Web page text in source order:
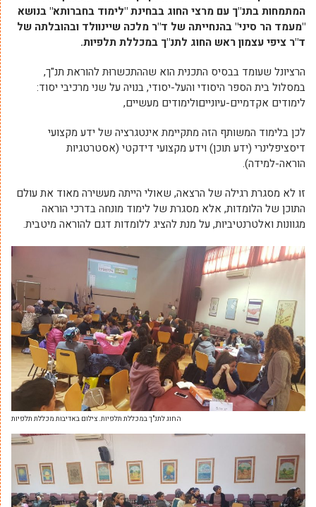
המתמחות בתנ"ך עם מרצי החוג בבחינת "לימוד בחברותא" בנושא
"מעמד הר סיני" בהנחייתה של ד"ר מלכה שיינוולד ובהובלתה של
ד"ר ציפי עצמון ראש החוג לתנ"ך במכללת תלפיות.
הרציונל שעומד בבסיס התכנית הוא שההתכשרוּת להוראת תנ"ך,
במסלול בית הספר היסודי והעל-יסודי, בנויה על שני מרכיבי יסוד:
לימודים אקדמיים-עיונייםולימודים מעשיים,
לכן בלימוד המשותף הזה מתקיימת אינטגרציה של ידע מקצועי
דיסציפלינרי (ידע תוכן) וידע מקצועי דידקטי (אסטרטגיות
הוראה-למידה).
זו לא מסגרת רגילה של הרצאה, שאולי הייתה מעשירה מאוד את עולם
התוכן של הלומדות, אלא מסגרת של לימוד מונחה בדרכי הוראה
מגוונות ואלטרנטיביות, על מנת להציג ללומדות דגם להוראה מיטבית.
החוג לתנ"ך במכללת תלפיות. צילום באדיבות מכללת תלפיות